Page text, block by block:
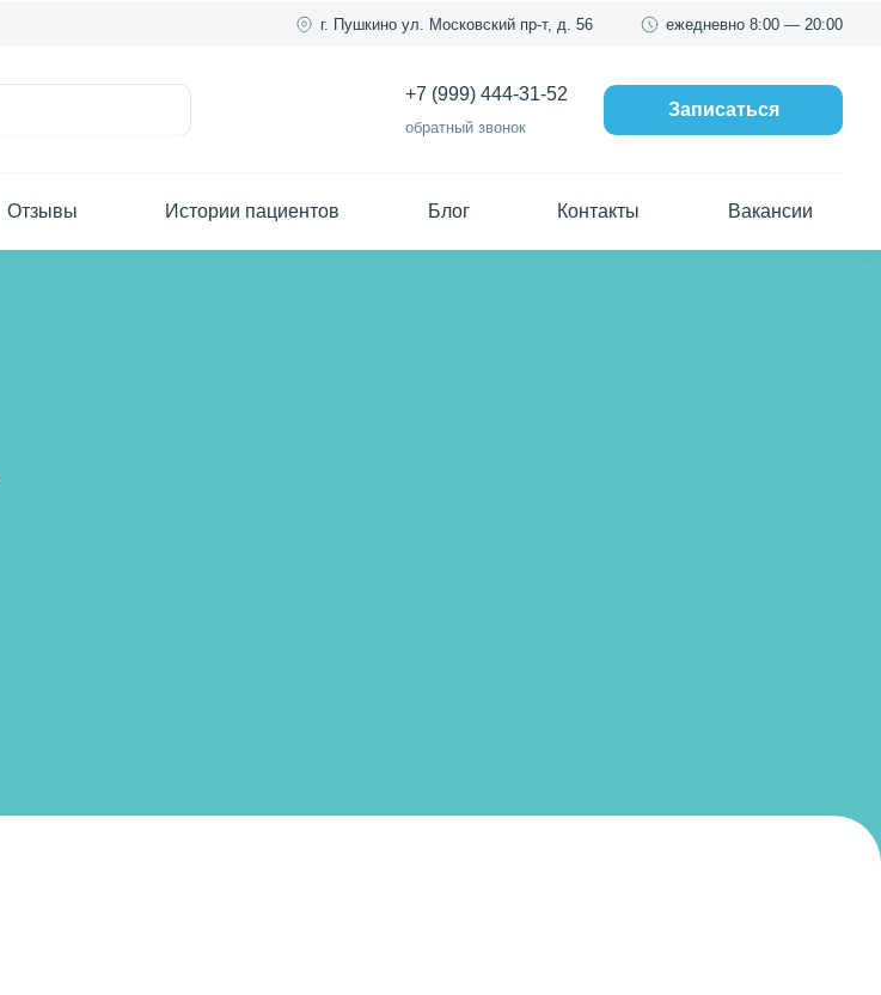
г. Пушкино ул. Московский пр-т, д. 56 ежедневно 8:00 — 20:00
+7 (999) 444-31-52
обратный звонок
Записаться
Отзывы Истории пациентов Блог Контакты Вакансии